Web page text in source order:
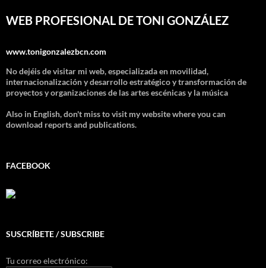
WEB PROFESIONAL DE TONI GONZÁLEZ
www.tonigonzalezbcn.com
No dejéis de visitar mi web, especializada en movilidad,
internacionalización y desarrollo estratégico y transformación de
proyectos y organizaciones de las artes escénicas y la música
Also in English, don't miss to visit my website where you can
download reports and publications.
FACEBOOK
SUSCRÍBETE / SUBSCRIBE
Tu correo electrónico: